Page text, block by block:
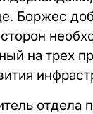
Боржес
на трех
отдела